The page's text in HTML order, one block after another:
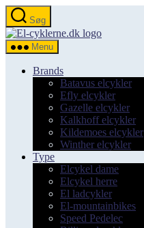
Spring
til
indholdet
Søg
el-
Menu
Brands
Batavus elcykler
Efly elcykler
Gazelle elcykler
Kalkhoff elcykler
Kildemoes elcykler
Winther elcykler
Type
Elcykel dame
Elcykel herre
El ladcykler
El-mountainbikes
Speed Pedelec